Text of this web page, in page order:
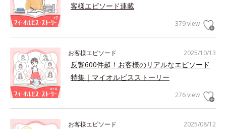
客様エピソード連載
379 view
2025/10/13
お客様エピソード
反響600件超！お客様のリアルなエピソード
特集｜マイオルビスストーリー
276 view
2025/08/12
お客様エピソード